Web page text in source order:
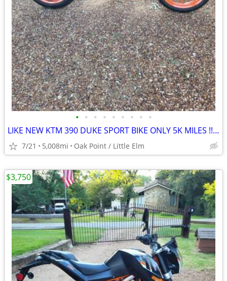
• • • • • • • • •
LIKE NEW KTM 390 DUKE SPORT BIKE ONLY 5K MILES !!obo!!
7/21 5,008mi Oak Point / Little Elm
$3,750